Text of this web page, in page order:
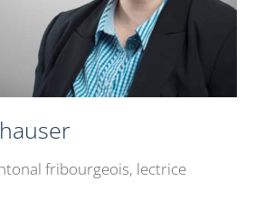
fribourgeois, lectrice